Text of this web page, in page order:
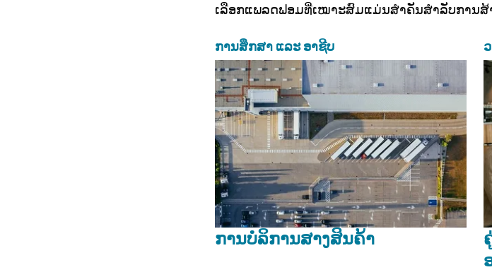
ເລືອກແພລດຟອມທີ່ເໝາະສົມແມ່ນສໍາຄັນສໍາລັບການສ້
ການສຶກສາ ແລະ ອາຊີບ
ການບໍລິການສາງສິນຄ້າ